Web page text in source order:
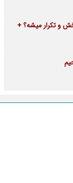
و تکرار میشه؟ +